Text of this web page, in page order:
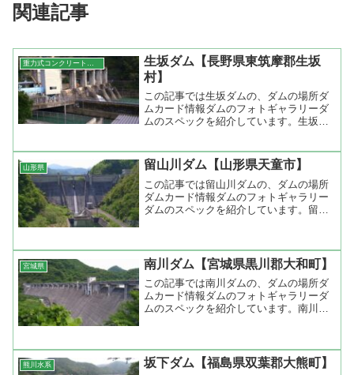
関連記事
重力式コンクリートダム
生坂ダム【長野県東筑摩郡生坂
村】
この記事では生坂ダムの、ダムの場所ダ
ムカード情報ダムのフォトギャラリーダ
ムのスペックを紹介しています。生坂ダ
山形県 留山川ダム【山形県天童市】
この記事では留山川ダムの、ダムの場所
ダムカード情報ダムのフォトギャラリー
ダムのスペックを紹介しています。留山
宮城県 南川ダム【宮城県黒川郡大和町】
この記事では南川ダムの、ダムの場所ダ
ムカード情報ダムのフォトギャラリーダ
ムのスペックを紹介しています。南川ダ
熊川水系 坂下ダム【福島県双葉郡大熊町】